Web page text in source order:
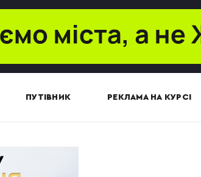
ПУТІВНИК РЕКЛАМА НА КУРСІ